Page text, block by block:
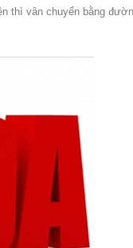
thì vân chuyển bằng